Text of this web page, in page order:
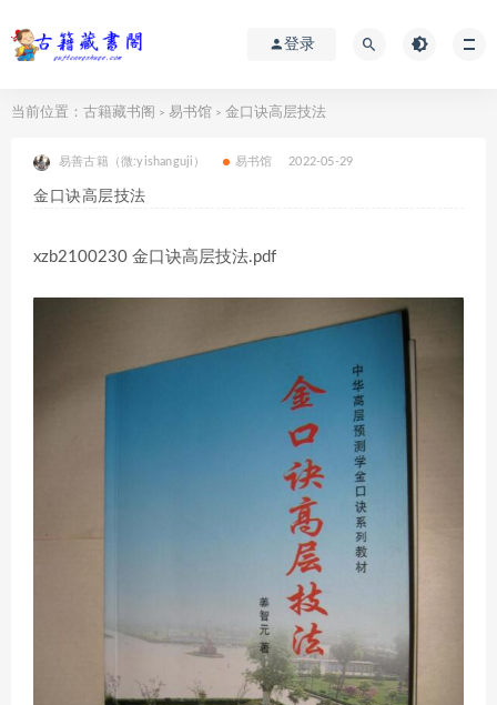
登录
当前位置： 古籍藏书阁 > 易书馆 > 金口诀高层技法
易善古籍（微:yishanguji） 易书馆 2022-05-29
金口诀高层技法
xzb2100230 金口诀高层技法.pdf